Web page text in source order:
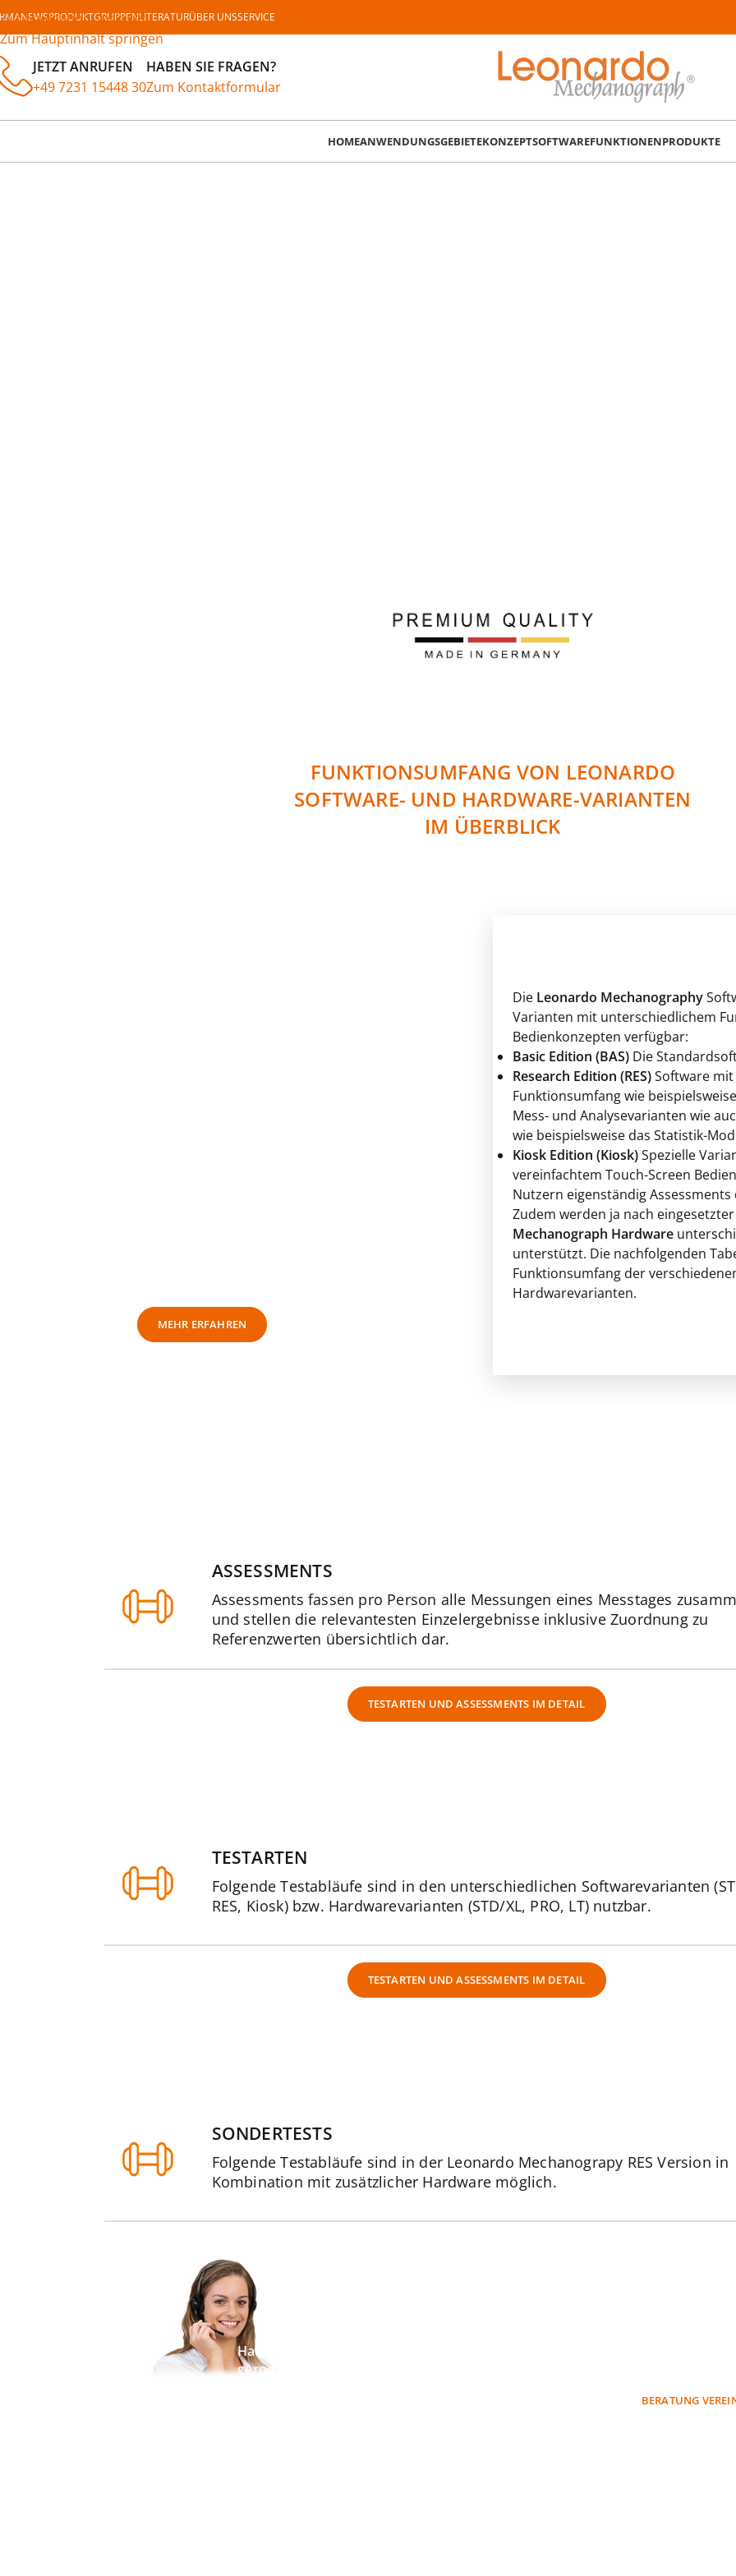
Zur Navigation springen
Zum Hauptinhalt springen
NEWSPRODUKTGRUPPENLITERATURÜBER UNSSERVICE
JETZT ANRUFEN
+49 7231 15448 30
HABEN SIE FRAGEN?
Zum Kontaktformular
HOMEANWENDUNGSGEBIETEKONZEPTSOFTWAREFUNKTIONENPRODUKTE
FUNKTIONSUMFANG VON LEONARDO
SOFTWARE- UND HARDWARE-VARIANTEN
IM ÜBERBLICK
MEHR ERFAHREN
Die Leonardo Mechanography
Varianten mit unterschiedlichem
Bedienkonzepten verfügbar:
Basic Edition (BAS)Die
Research Edition (RES)Software
Funktionsumfang wie
Mess- und Analysevarianten wie
wie beispielsweise das Statistik-
Kiosk Edition (Kiosk)Spezielle
vereinfachtem Touch-Screen
Nutzern eigenständig
Zudem werden ja nach
Mechanograph Hardware
unterstützt. Die nachfolgenden
Funktionsumfang der
Hardwarevarianten.
ASSESSMENTS
Assessments fassen pro Person alle Messungen eines Messtages
und stellen die relevantesten Einzelergebnisse inklusive Zuordnung zu
Referenzwerten übersichtlich dar.
TESTARTEN UND ASSESSMENTS IM DETAIL
TESTARTEN
Folgende Testabläufe sind in den unterschiedlichen Softwarevarianten
RES, Kiosk) bzw. Hardwarevarianten (STD/XL, PRO, LT) nutzbar.
TESTARTEN UND ASSESSMENTS IM DETAIL
SONDERTESTS
Folgende Testabläufe sind in der Leonardo Mechanograpy RES Version in
Kombination mit zusätzlicher Hardware möglich.
Haben Sie Fragen zu unseren Produkten oder wollen
gerne ein Produkt erwerben?
BERATUNG